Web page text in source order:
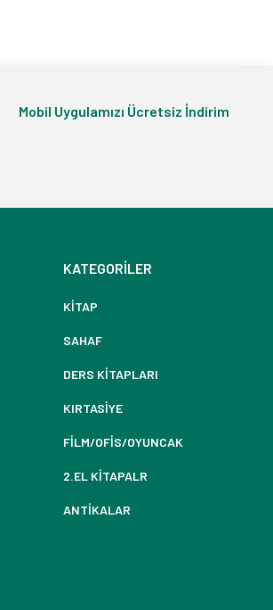
Mobil Uygulamızı Ücretsiz İndirim
KATEGORİLER
KİTAP
SAHAF
DERS KİTAPLARI
KIRTASİYE
FİLM/OFİS/OYUNCAK
2.EL KİTAPALR
ANTİKALAR